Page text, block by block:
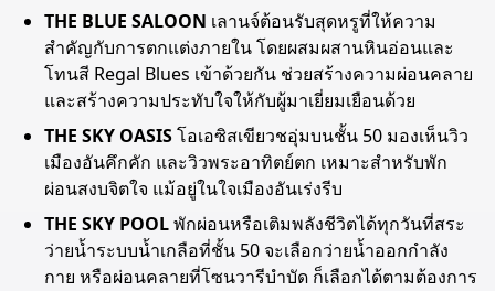
THE BLUE SALOON เลานจ์ต้อนรับสุดหรูที่ให้ความ
สำคัญกับการตกแต่งภายใน โดยผสมผสานหินอ่อนและ
โทนสี Regal Blues เข้าด้วยกัน ช่วยสร้างความผ่อนคลาย
และสร้างความประทับใจให้กับผู้มาเยี่ยมเยือนด้วย
THE SKY OASISโอเอซิสเขียวชอุ่มบนชั้น 50 มองเห็นวิว
เมืองอันคึกคัก และวิวพระอาทิตย์ตก เหมาะสำหรับพัก
ผ่อนสงบจิตใจ แม้อยู่ในใจเมืองอันเร่งรีบ
THE SKY POOLพักผ่อนหรือเติมพลังชีวิตได้ทุกวันที่สระ
ว่ายน้ำระบบน้ำเกลือที่ชั้น 50 จะเลือกว่ายน้ำออกกำลัง
กาย หรือผ่อนคลายที่โซนวารีบำบัด ก็เลือกได้ตามต้องการ